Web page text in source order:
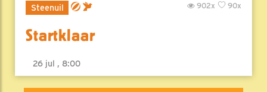
Steenuil 90x
902x
Startklaar
26 jul , 8:00